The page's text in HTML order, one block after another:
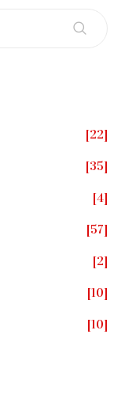
22
35
4
57
2
10
10